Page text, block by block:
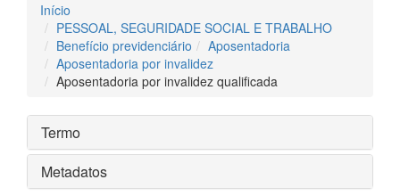
Início
PESSOAL, SEGURIDADE SOCIAL E TRABALHO
Benefício previdenciário
Aposentadoria
Aposentadoria por invalidez
Aposentadoria por invalidez qualificada
Termo
Metadatos